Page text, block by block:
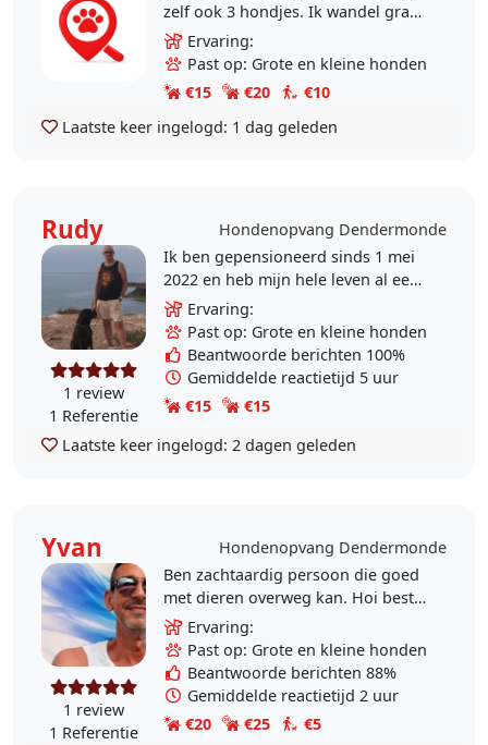
zelf ook 3 hondjes. Ik wandel graag
en zou het daarom dus willen doen
met honden zodat ze ook eens
buiten kunnen..
Ervaring:
Past op: Grote en kleine honden
€15
€20
€10
Laatste keer ingelogd: 1 dag geleden
Rudy Hondenopvang Dendermonde
1 review
1 Referentie
Ik ben gepensioneerd sinds 1 mei
2022 en heb mijn hele leven al een
hart voor dieren gehad, net als
mijn echtgenote. Als baasje vertrek
je graag met..
Ervaring:
Past op: Grote en kleine honden
Beantwoorde berichten 100%
Gemiddelde reactietijd 5 uur
€15
€15
Laatste keer ingelogd: 2 dagen geleden
Yvan Hondenopvang Dendermonde
1 review
1 Referentie
Ben zachtaardig persoon die goed
met dieren overweg kan. Hoi beste
dierenbaasje(s), Hier zal ik mij
eventjes voorstellen: Ik ben Yvan,
woon in..
Ervaring:
Past op: Grote en kleine honden
Beantwoorde berichten 88%
Gemiddelde reactietijd 2 uur
€20
€25
€5